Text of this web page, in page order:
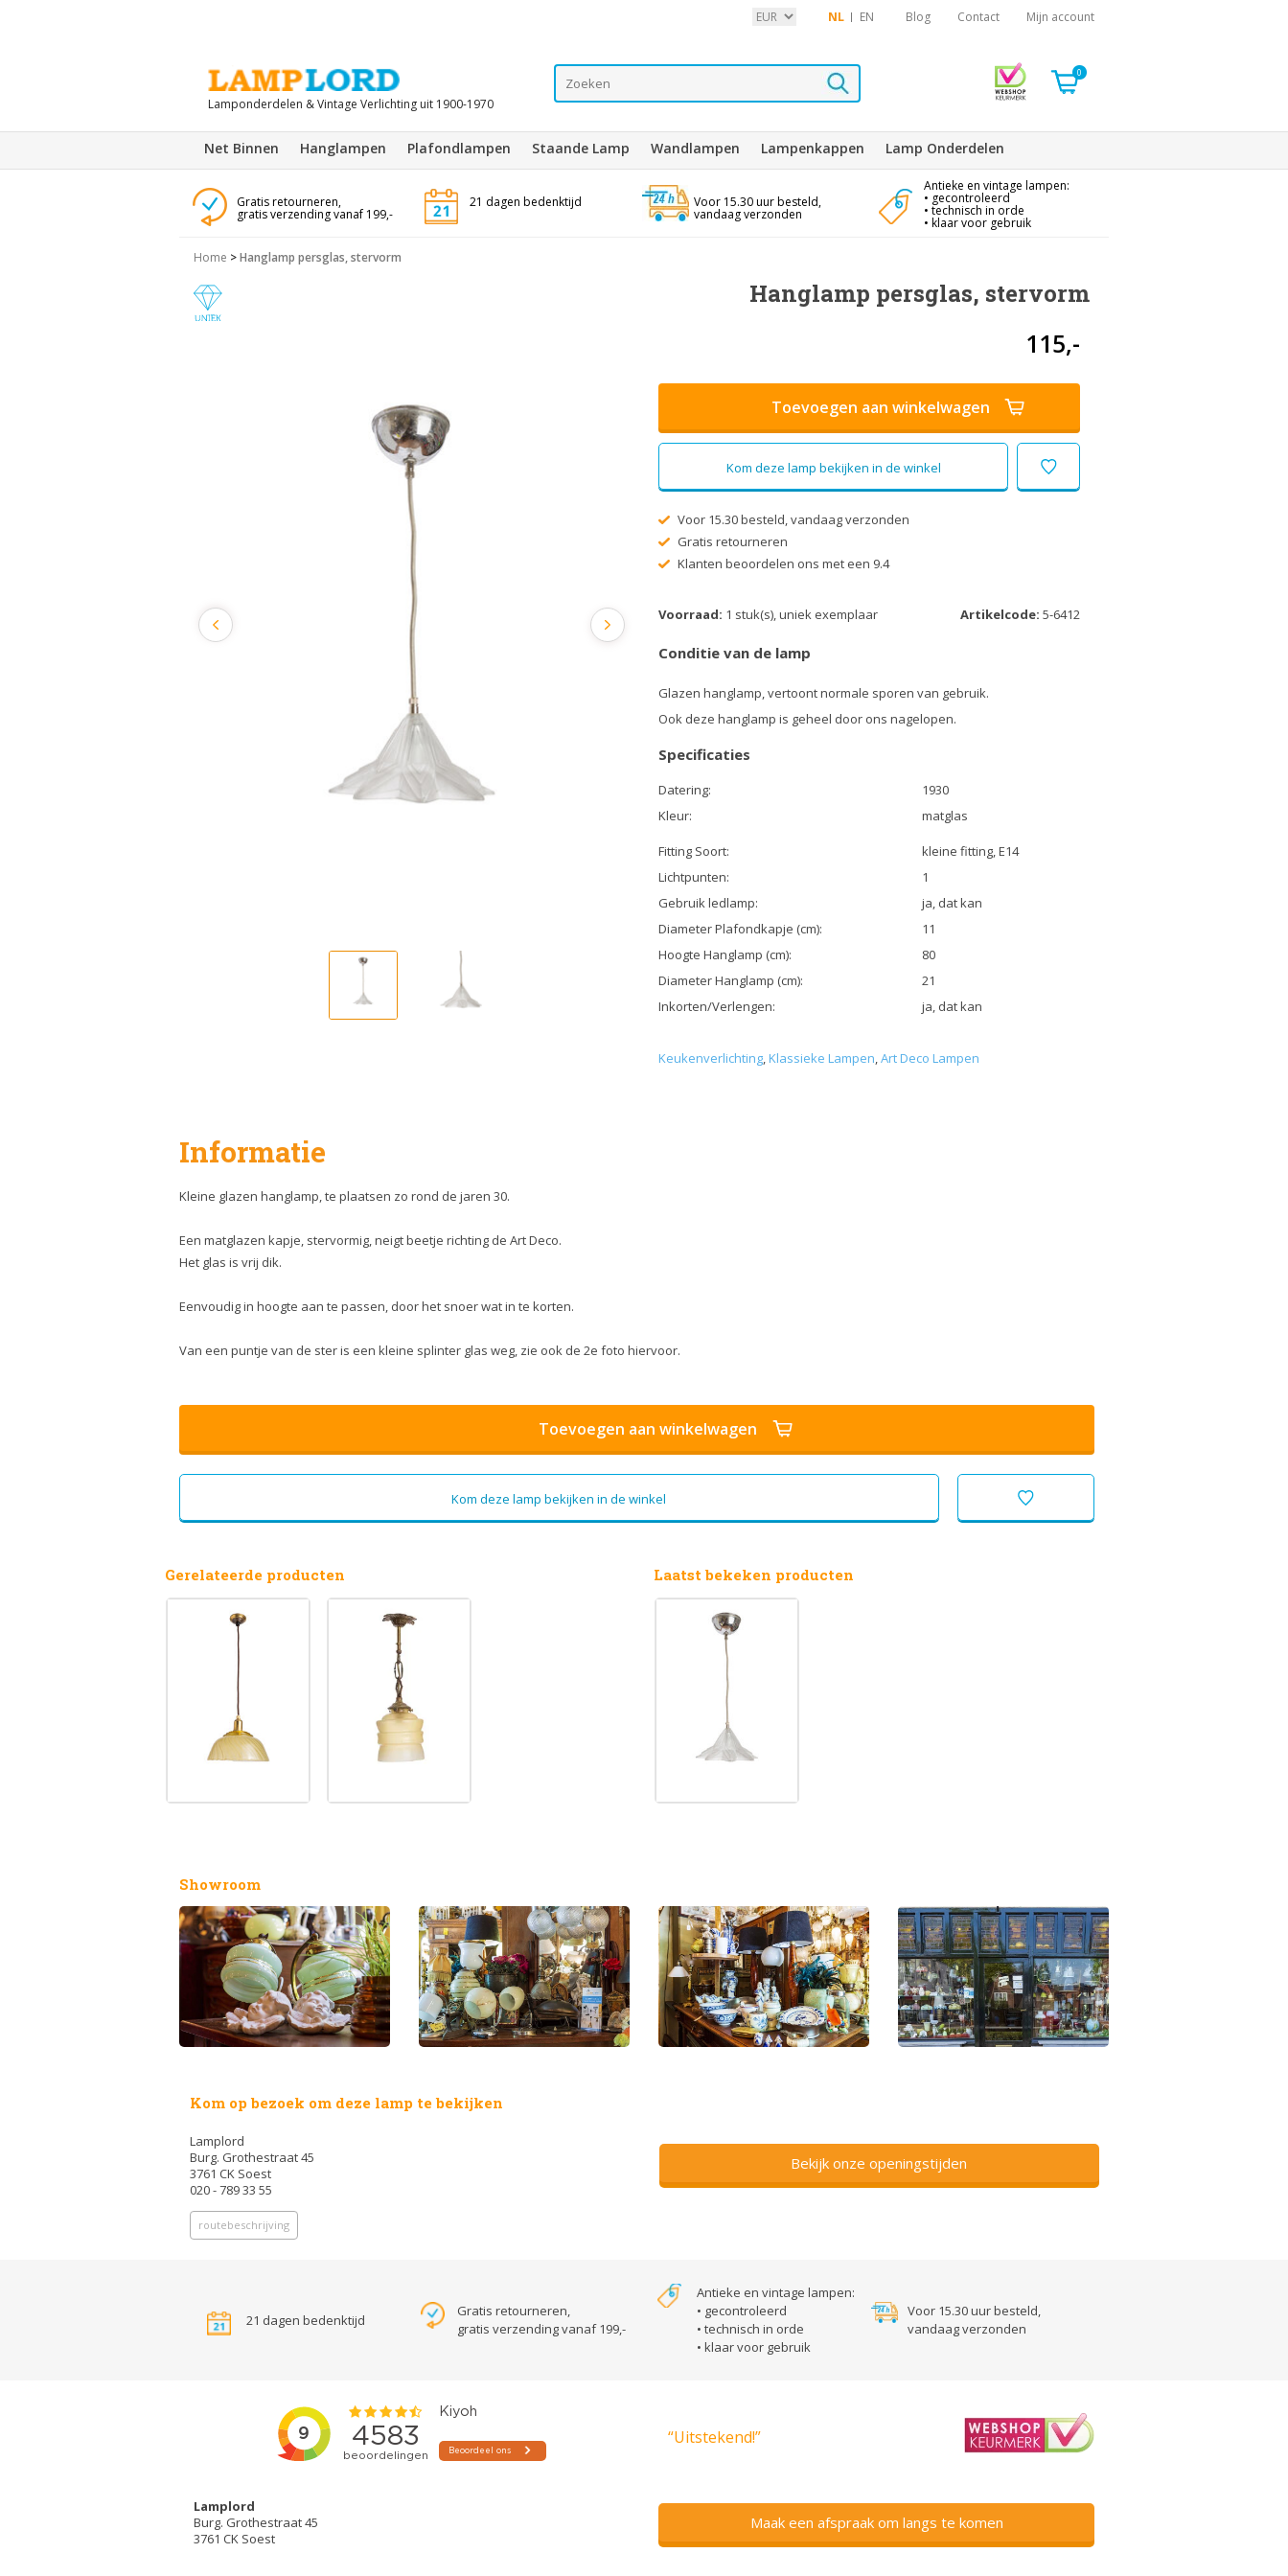
NL EN Blog Contact Mijn account
Lamponderdelen & Vintage Verlichting uit 1900-1970
0
Net Binnen Hanglampen Plafondlampen Staande Lamp Wandlampen Lampenkappen Lamp Onderdelen
Gratis retourneren,
gratis verzending vanaf 199,-
21 dagen bedenktijd Voor 15.30 uur besteld,
vandaag verzonden
Antieke en vintage lampen:
• gecontroleerd
• technisch in orde
• klaar voor gebruik
Home >Hanglamp persglas, stervorm
Hanglamp persglas, stervorm
115,-
Toevoegen aan winkelwagen
Kom deze lamp bekijken in de winkel
Voor 15.30 besteld, vandaag verzonden
Gratis retourneren
Klanten beoordelen ons met een 9.4
Voorraad: 1 stuk(s), uniek exemplaar Artikelcode: 5-6412
Conditie van de lamp
Glazen hanglamp, vertoont normale sporen van gebruik.
Ook deze hanglamp is geheel door ons nagelopen.
Specificaties
Datering:
1930
Kleur:
matglas
Fitting Soort:
kleine fitting, E14
Lichtpunten:
1
Gebruik ledlamp:
ja, dat kan
Diameter Plafondkapje (cm):
11
Hoogte Hanglamp (cm):
80
Diameter Hanglamp (cm):
21
Inkorten/Verlengen:
ja, dat kan
Keukenverlichting,Klassieke Lampen,Art Deco Lampen
Informatie
Kleine glazen hanglamp, te plaatsen zo rond de jaren 30.
Een matglazen kapje, stervormig, neigt beetje richting de Art Deco.
Het glas is vrij dik.
Eenvoudig in hoogte aan te passen, door het snoer wat in te korten.
Van een puntje van de ster is een kleine splinter glas weg, zie ook de 2e foto hiervoor.
Toevoegen aan winkelwagen
Kom deze lamp bekijken in de winkel
Gerelateerde producten Laatst bekeken producten
Showroom
Kom op bezoek om deze lamp te bekijken
Lamplord
Burg. Grothestraat 45
3761 CK Soest
020 - 789 33 55
routebeschrijving
Bekijk onze openingstijden
21 dagen bedenktijd
Gratis retourneren,
gratis verzending vanaf 199,-
Antieke en vintage lampen:
• gecontroleerd
• technisch in orde
• klaar voor gebruik
Voor 15.30 uur besteld,
vandaag verzonden
“Uitstekend!”
Lamplord
Burg. Grothestraat 45
3761 CK Soest
Maak een afspraak om langs te komen